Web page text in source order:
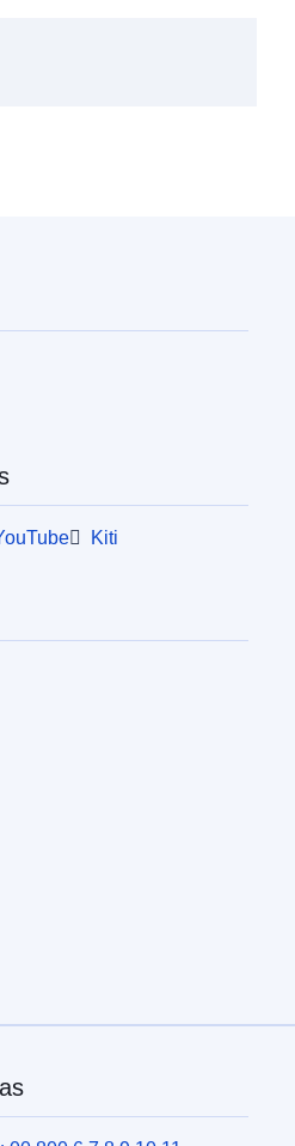
Kiti